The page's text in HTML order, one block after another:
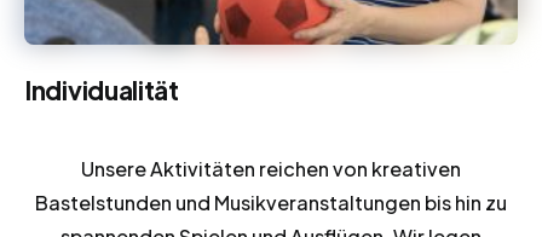
Individualität
Unsere Aktivitäten reichen von kreativen
Bastelstunden und Musikveranstaltungen bis hin zu